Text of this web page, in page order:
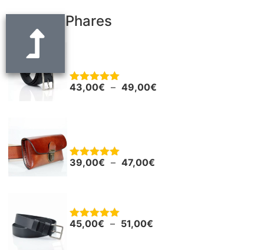
Produits Phares
Note5.00
43,00€ – 49,00€
Note5.00
39,00€ – 47,00€
Note5.00
45,00€ – 51,00€